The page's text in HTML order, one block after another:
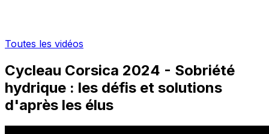
Toutes les vidéos
Cycleau Corsica 2024 - Sobriété
hydrique : les défis et solutions
d'après les élus